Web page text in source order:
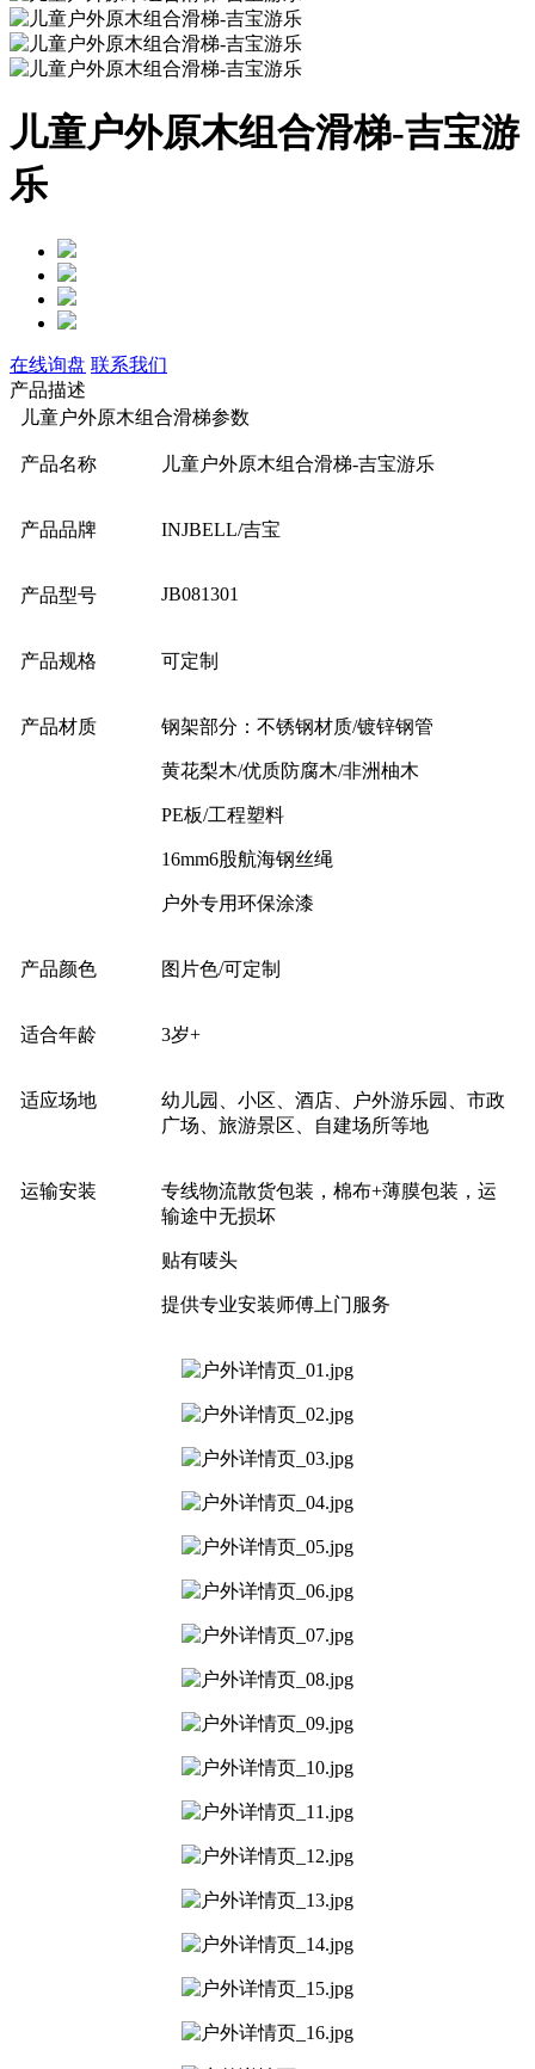
儿童户外原木组合滑梯-吉宝游
乐
在线询盘 联系我们
产品描述
儿童户外原木组合滑梯参数
产品名称 儿童户外原木组合滑梯-吉宝游乐
产品品牌 INJBELL/吉宝
产品型号 JB081301
产品规格 可定制
产品材质 钢架部分：不锈钢材质/镀锌钢管
黄花梨木/优质防腐木/非洲柚木
PE板/工程塑料
16mm6股航海钢丝绳
户外专用环保涂漆
产品颜色 图片色/可定制
适合年龄 3岁+
适应场地
幼儿园、小区、酒店、户外游乐园、市政
广场、旅游景区、自建场所等地
运输安装
专线物流散货包装，棉布+薄膜包装，运
输途中无损坏
贴有唛头
提供专业安装师傅上门服务